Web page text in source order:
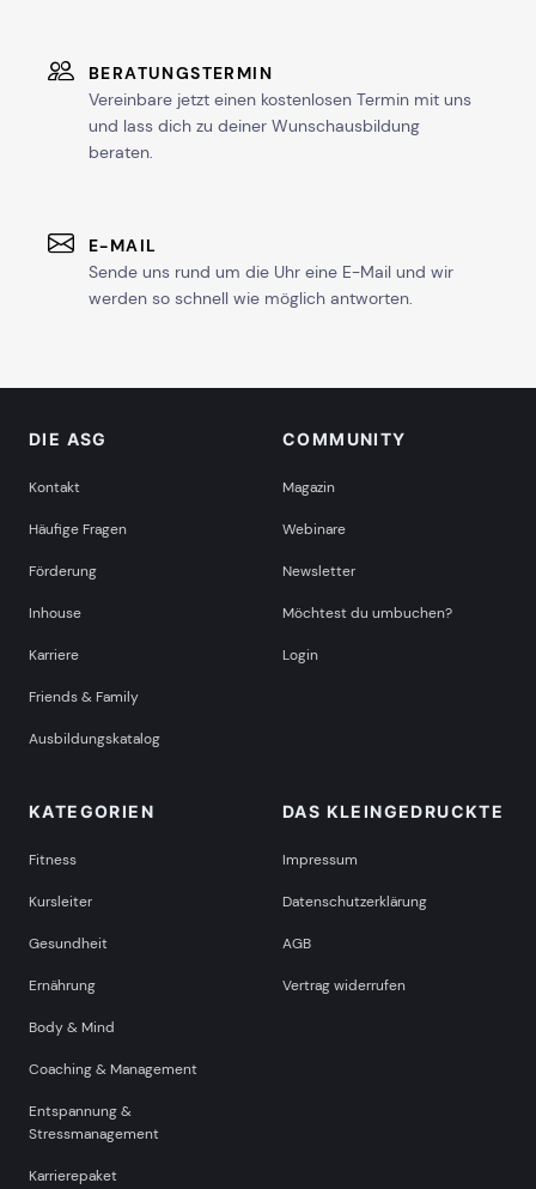
BERATUNGSTERMIN
Vereinbare jetzt einen kostenlosen Termin mit uns
und lass dich zu deiner Wunschausbildung
beraten.
E-MAIL
Sende uns rund um die Uhr eine E-Mail und wir
werden so schnell wie möglich antworten.
DIE ASG
Kontakt
Häufige Fragen
Förderung
Inhouse
Karriere
Friends & Family
Ausbildungskatalog
COMMUNITY
Magazin
Webinare
Newsletter
Möchtest du umbuchen?
Login
KATEGORIEN
Fitness
Kursleiter
Gesundheit
Ernährung
Body & Mind
Coaching & Management
Entspannung &
Stressmanagement
Karrierepaket
DAS KLEINGEDRUCKTE
Impressum
Datenschutzerklärung
AGB
Vertrag widerrufen